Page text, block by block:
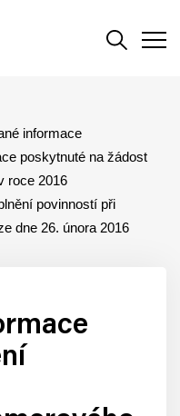
informace
poskytnuté na žádost
roce 2016
povinností při
dne 26. února 2016